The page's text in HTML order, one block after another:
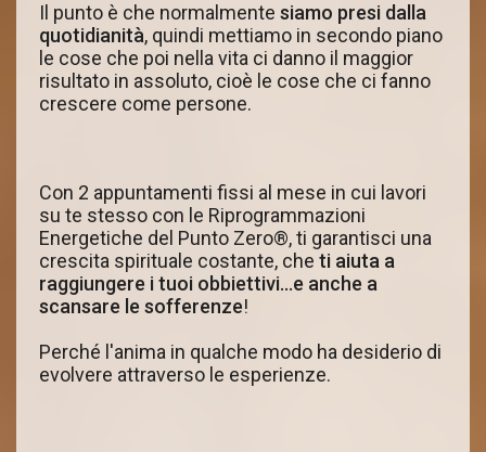
Il punto è che normalmente siamo presi dalla
quotidianità, quindi mettiamo in secondo piano
le cose che poi nella vita ci danno il maggior
risultato in assoluto, cioè le cose che ci fanno
crescere come persone.
Con 2 appuntamenti fissi al mese in cui lavori
su te stesso con le Riprogrammazioni
Energetiche del Punto Zero®, ti garantisci una
crescita spirituale costante, che ti aiuta a
raggiungere i tuoi obbiettivi...e anche a
scansare le sofferenze!
Perché l'anima in qualche modo ha desiderio di
evolvere attraverso le esperienze.